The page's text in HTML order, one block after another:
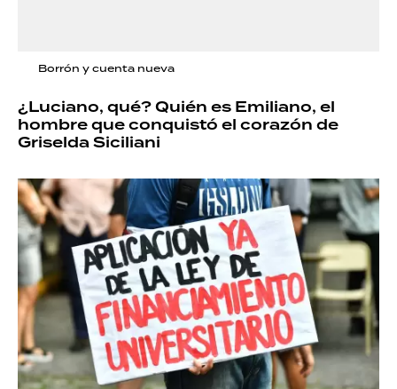
Borrón y cuenta nueva
¿Luciano, qué? Quién es Emiliano, el
hombre que conquistó el corazón de
Griselda Siciliani